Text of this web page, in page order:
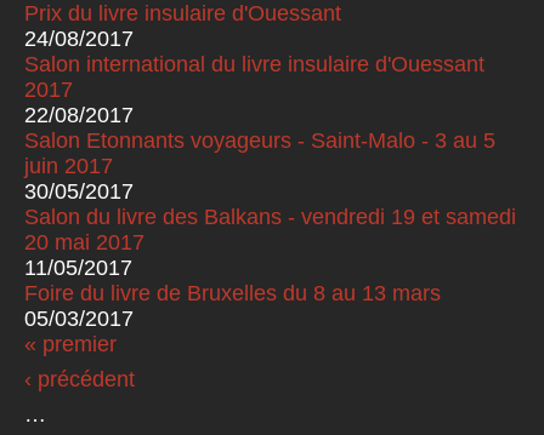
Prix du livre insulaire d'Ouessant
24/08/2017
Salon international du livre insulaire d'Ouessant
2017
22/08/2017
Salon Etonnants voyageurs - Saint-Malo - 3 au 5
juin 2017
30/05/2017
Salon du livre des Balkans - vendredi 19 et samedi
20 mai 2017
11/05/2017
Foire du livre de Bruxelles du 8 au 13 mars
05/03/2017
Pages
« premier
‹ précédent
…